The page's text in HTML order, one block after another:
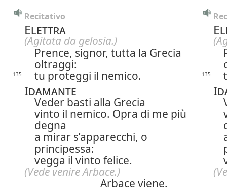
Recitativo
Elettra
(Agitata da gelosia.)
Prence, signor, tutta la Grecia
oltraggi:
135 tu proteggi il nemico. 135
Idamante
Veder basti alla Grecia
vinto il nemico. Opra di me più
degna
a mirar s’apparecchi, o
principessa:
vegga il vinto felice.
(Vede venire Arbace.)
Arbace viene.